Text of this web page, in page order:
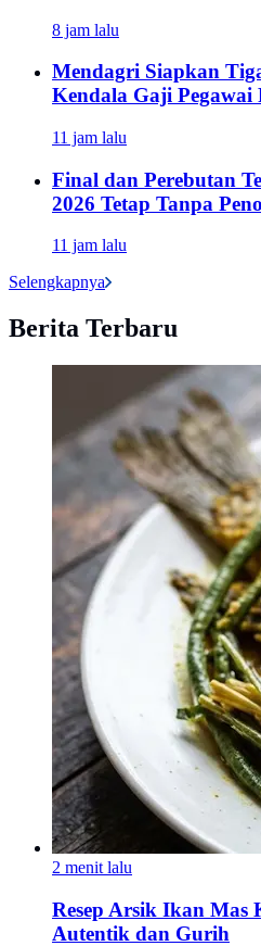
8 jam lalu
Mendagri Siapkan
Kendala Gaji Pegawai
11 jam lalu
Final dan Perebutan
2026 Tetap Tanpa
11 jam lalu
Selengkapnya
Berita Terbaru
2 menit lalu
Resep Arsik Ikan Mas
Autentik dan Gurih